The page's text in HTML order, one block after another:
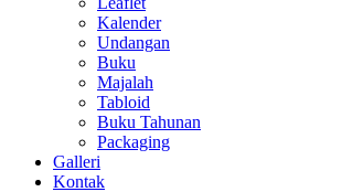
Kalender
Undangan
Buku
Majalah
Tabloid
Buku Tahunan
Packaging
Galleri
Kontak